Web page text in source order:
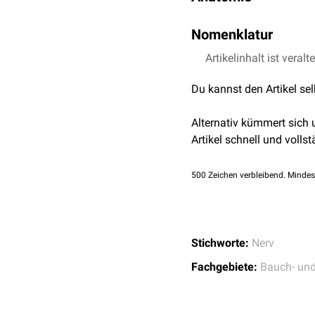
ipsilateralenPlexus
Die Nervi splanchnici
parasympathische
Nomenklatur
Entgegen der
intermediolateralis) im
Artikelinhalt ist
Du kannst den Artikel
Alternativ kümmert sich
Artikel schnell und
500 Zeichen verbleibend.
Stichworte: Nerv
Fachgebiete: Bauch-